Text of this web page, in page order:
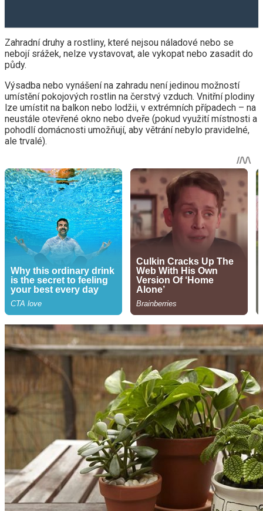
Zahradní druhy a rostliny, které nejsou náladové nebo se
nebojí srážek, nelze vystavovat, ale vykopat nebo zasadit do
půdy.
Výsadba nebo vynášení na zahradu není jedinou možností
umístění pokojových rostlin na čerstvý vzduch. Vnitřní plodiny
lze umístit na balkon nebo lodžii, v extrémních případech – na
neustále otevřené okno nebo dveře (pokud využití místnosti a
pohodlí domácnosti umožňují, aby větrání nebylo pravidelné,
ale trvalé).